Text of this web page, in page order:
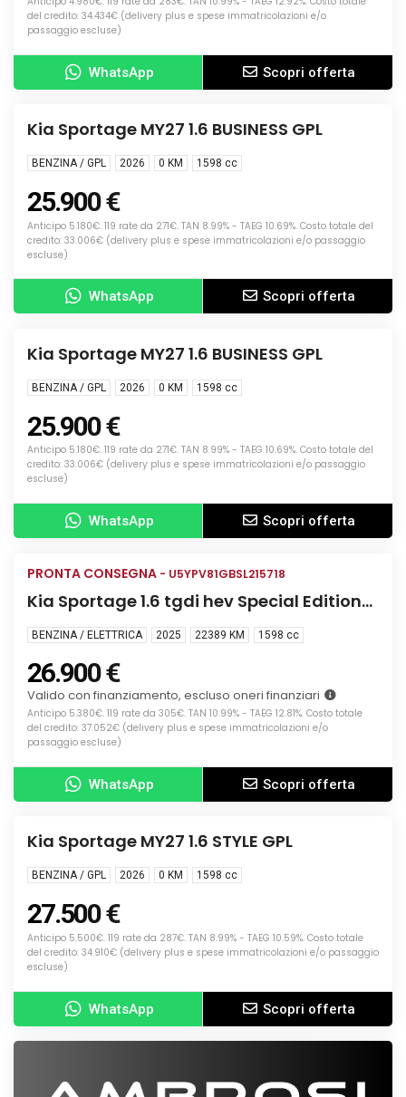
del credito: 34.434€ (delivery plus e spese immatricolazioni e/o
passaggio escluse)
WhatsApp Scopri offerta
NUOVA
Info
Kia Sportage MY27 1.6 BUSINESS GPL
BENZINA / GPL 2026 0 KM 1598 cc
25.900 €
Anticipo 5.180€. 119 rate da 271€. TAN 8.99% - TAEG 10.69%. Costo totale del
credito: 33.006€ (delivery plus e spese immatricolazioni e/o passaggio
escluse)
WhatsApp Scopri offerta
NUOVA
Info
Kia Sportage MY27 1.6 BUSINESS GPL
BENZINA / GPL 2026 0 KM 1598 cc
25.900 €
Anticipo 5.180€. 119 rate da 271€. TAN 8.99% - TAEG 10.69%. Costo totale del
credito: 33.006€ (delivery plus e spese immatricolazioni e/o passaggio
escluse)
WhatsApp Scopri offerta
USATA
Info
PRONTA CONSEGNA - U5YPV81GBSL215718
Kia Sportage 1.6 tgdi hev Special Edition
auto
BENZINA / ELETTRICA 2025 22389 KM 1598 cc
26.900 €
Valido con finanziamento, escluso oneri finanziari
Anticipo 5.380€. 119 rate da 305€. TAN 10.99% - TAEG 12.81%. Costo totale
del credito: 37.052€ (delivery plus e spese immatricolazioni e/o
passaggio escluse)
WhatsApp Scopri offerta
NUOVA
Info
Kia Sportage MY27 1.6 STYLE GPL
BENZINA / GPL 2026 0 KM 1598 cc
27.500 €
Anticipo 5.500€. 119 rate da 287€. TAN 8.99% - TAEG 10.59%. Costo totale
del credito: 34.910€ (delivery plus e spese immatricolazioni e/o passaggio
escluse)
WhatsApp Scopri offerta